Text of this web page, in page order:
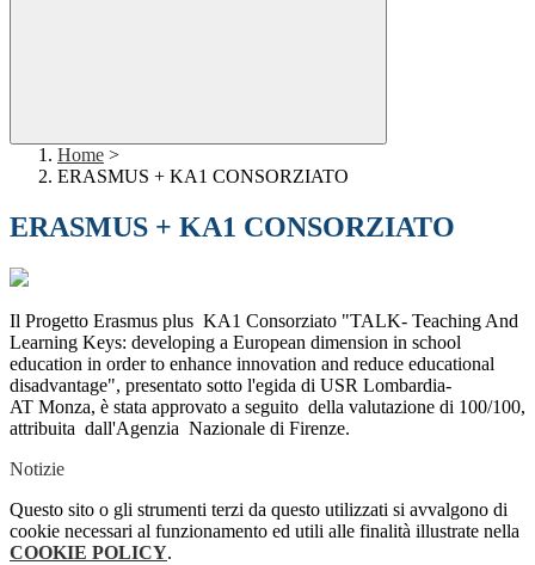
Home >
ERASMUS + KA1 CONSORZIATO
ERASMUS + KA1 CONSORZIATO
Il Progetto Erasmus plus KA1 Consorziato "TALK- Teaching And
Learning Keys: developing a European dimension in school
education in order to enhance innovation and reduce educational
disadvantage", presentato sotto l'egida di USR Lombardia-
AT Monza, è stata approvato a seguito della valutazione di 100/100,
attribuita dall'Agenzia Nazionale di Firenze.
Notizie
Questo sito o gli strumenti terzi da questo utilizzati si avvalgono di
cookie necessari al funzionamento ed utili alle finalità illustrate nella
COOKIE POLICY.